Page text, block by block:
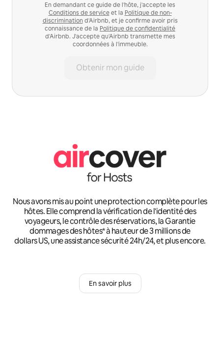
En demandant ce guide de l'hôte, j'accepte les
Conditions de serviceet la Politique de non-
discrimination d'Airbnb, et je confirme avoir pris
connaissance de la Politique de confidentialité
d'Airbnb. J'accepte qu'Airbnb transmette mes
coordonnées à l'immeuble.
Obtenir mon guide
Nous avons mis au point une protection complète pour les
hôtes. Elle comprend la vérification de l'identité des
voyageurs, le contrôle des réservations, la Garantie
dommages des hôtes* à hauteur de 3 millions de
dollars US, une assistance sécurité 24h/24, et plus encore.
En savoir plus